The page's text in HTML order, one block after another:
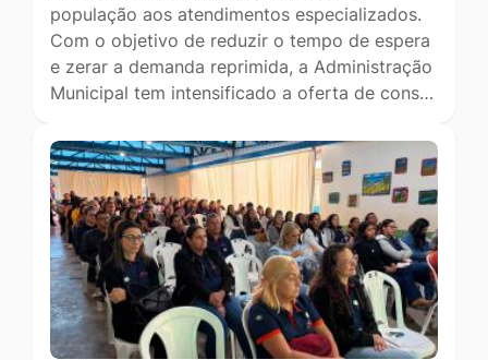
população aos atendimentos especializados.
Com o objetivo de reduzir o tempo de espera
e zerar a demanda reprimida, a Administração
Municipal tem intensificado a oferta de cons…